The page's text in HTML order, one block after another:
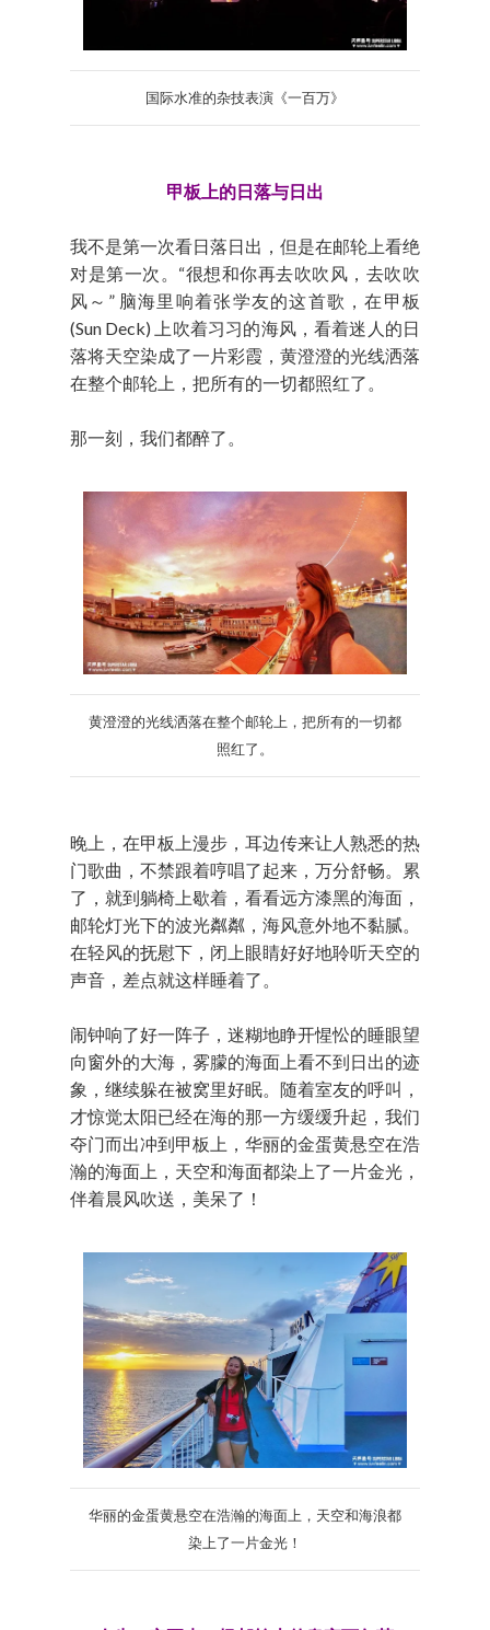
国际水准的杂技表演《一百万》
甲板上的日落与日出
我不是第一次看日落日出，但是在邮轮上看绝
对是第一次。“很想和你再去吹吹风，去吹吹
风～” 脑海里响着张学友的这首歌，在甲板
(Sun Deck) 上吹着习习的海风，看着迷人的日
落将天空染成了一片彩霞，黄澄澄的光线洒落
在整个邮轮上，把所有的一切都照红了。
那一刻，我们都醉了。
黄澄澄的光线洒落在整个邮轮上，把所有的一切都
照红了。
晚上，在甲板上漫步，耳边传来让人熟悉的热
门歌曲，不禁跟着哼唱了起来，万分舒畅。累
了，就到躺椅上歇着，看看远方漆黑的海面，
邮轮灯光下的波光粼粼，海风意外地不黏腻。
在轻风的抚慰下，闭上眼睛好好地聆听天空的
声音，差点就这样睡着了。
闹钟响了好一阵子，迷糊地睁开惺忪的睡眼望
向窗外的大海，雾朦的海面上看不到日出的迹
象，继续躲在被窝里好眠。随着室友的呼叫，
才惊觉太阳已经在海的那一方缓缓升起，我们
夺门而出冲到甲板上，华丽的金蛋黄悬空在浩
瀚的海面上，天空和海面都染上了一片金光，
伴着晨风吹送，美呆了！
华丽的金蛋黄悬空在浩瀚的海面上，天空和海浪都
染上了一片金光！